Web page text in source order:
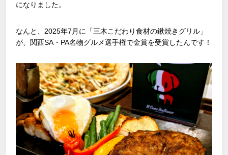
になりました。
なんと、 2025年7 月に「三木こだわり食材の鍬焼きグリル」
が、関西SA ・ PA名物グルメ選手権で金賞を受賞したんです！